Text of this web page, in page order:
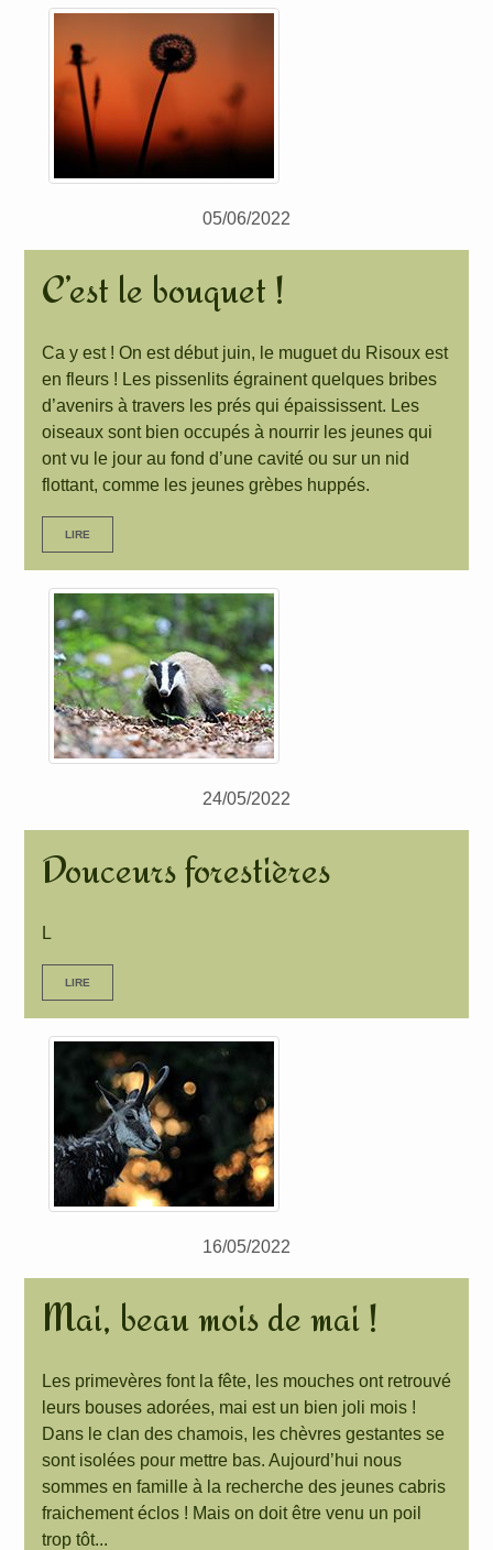
05/06/2022
C’est le bouquet !
Ca y est ! On est début juin, le muguet du Risoux est
en fleurs ! Les pissenlits égrainent quelques bribes
d’avenirs à travers les prés qui épaississent. Les
oiseaux sont bien occupés à nourrir les jeunes qui
ont vu le jour au fond d’une cavité ou sur un nid
flottant, comme les jeunes grèbes huppés.
LIRE
24/05/2022
Douceurs forestières
L
LIRE
16/05/2022
Mai, beau mois de mai !
Les primevères font la fête, les mouches ont retrouvé
leurs bouses adorées, mai est un bien joli mois !
Dans le clan des chamois, les chèvres gestantes se
sont isolées pour mettre bas. Aujourd’hui nous
sommes en famille à la recherche des jeunes cabris
fraichement éclos ! Mais on doit être venu un poil
trop tôt...